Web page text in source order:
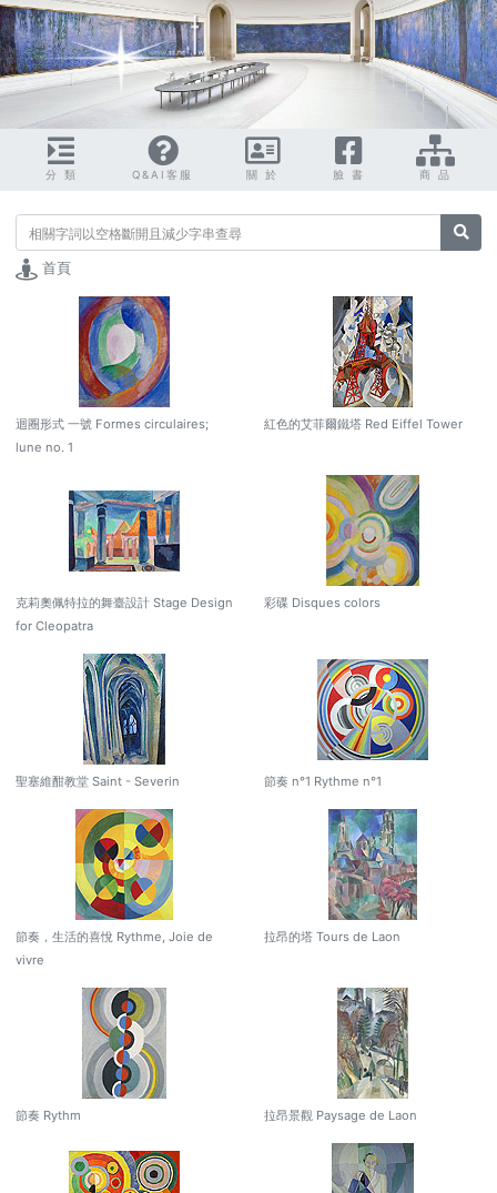
分 類 Q&AI客服 關 於 臉 書 商 品
搜尋
首頁
迴圈形式 一號 Formes circulaires;
lune no. 1
紅色的艾菲爾鐵塔 Red Eiffel Tower
克莉奧佩特拉的舞臺設計 Stage Design
for Cleopatra
彩碟 Disques colors
聖塞維酣教堂 Saint - Severin 節奏 n°1 Rythme n°1
節奏，生活的喜悅 Rythme, Joie de
vivre
拉昂的塔 Tours de Laon
節奏 Rythm 拉昂景觀 Paysage de Laon